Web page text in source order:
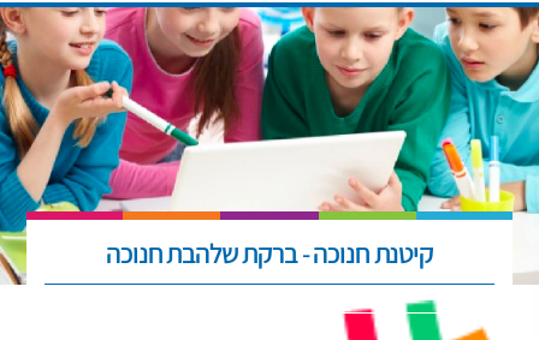
קיטנת חנוכה - ברקת שלהבת חנוכה